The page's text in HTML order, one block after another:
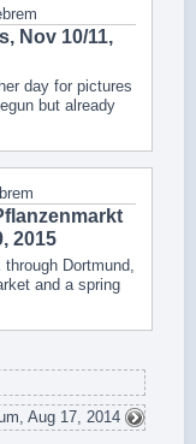
Nov 10/11,
day for pictures
but already
2015
Dortmund,
and a spring
Aug 17, 2014